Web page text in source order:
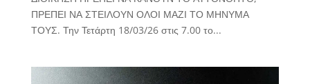
ΠΡΕΠΕΙ ΝΑ ΣΤΕΙΛΟΥΝ ΟΛΟΙ ΜΑΖΙ ΤΟ ΜΗΝΥΜΑ
ΤΟΥΣ. Την Τετάρτη 18/03/26 στις 7.00 το...